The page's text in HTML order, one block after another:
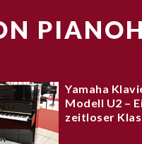
Yamaha
Modell U2 –
zeitloser